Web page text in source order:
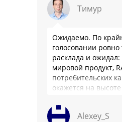
Тимур
Ожидаемо. По
голосовании ровно
расклада и
мировой продукт,
потребительских
окажется на
такое слово …
Alexey_S